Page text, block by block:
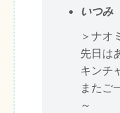
いつみ
＞ナオ
先日は
キンチ
またご
～